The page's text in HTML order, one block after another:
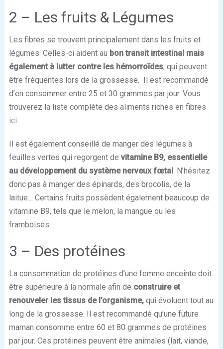
2 – Les fruits & Légumes
Les fibres se trouvent principalement dans les fruits et
légumes. Celles-ci aident au bon transit intestinal mais
également à lutter contre les hémorroïdes, qui peuvent
être fréquentes lors de la grossesse. Il est recommandé
d’en consommer entre 25 et 30 grammes par jour. Vous
trouverez la liste complète des aliments riches en fibres
ici
Il est également conseillé de manger des légumes à
feuilles vertes qui regorgent de vitamine B9, essentielle
au développement du système nerveux fœtal . N’hésitez
donc pas à manger des épinards, des brocolis, de la
laitue… Certains fruits possèdent également beaucoup de
vitamine B9, tels que le melon, la mangue ou les
framboises.
3 – Des protéines
La consommation de protéines d’une femme enceinte doit
être supérieure à la normale afin de construire et
renouveler les tissus de l’organisme,qui évoluent tout au
long de la grossesse. Il est recommandé qu’une future
maman consomme entre 60 et 80 grammes de protéines
par jour. Ces protéines peuvent être animales (lait, viande,